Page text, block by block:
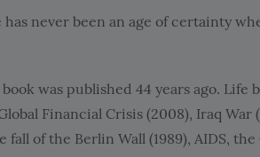
has never been an age of certainty
book was published 44 years ago. Life
Financial Crisis (2008), Iraq War
fall of the Berlin Wall (1989), AIDS,